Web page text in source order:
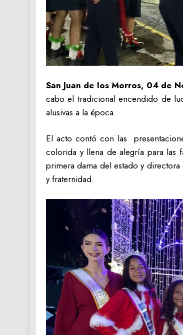
San Juan de los Morros, 04 de
cabo el tradicional encendido de
alusivas a la época.
El acto contó con las
colorida y llena de alegría para las
primera dama del estado y
y fraternidad.